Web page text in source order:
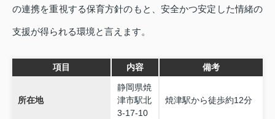
の連携を重視する保育方針のもと、安全かつ安定した情緒の
支援が得られる環境と言えます。
項目 内容 備考
所在地
静岡県焼
津市駅北
3‑17‑10
焼津駅から徒歩約12分